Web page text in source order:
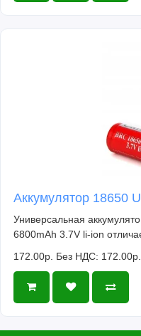
Аккумулятор 18650
Универсальная
6800mAh 3.7V li-ion
172.00р. Без НДС: 172.00р.